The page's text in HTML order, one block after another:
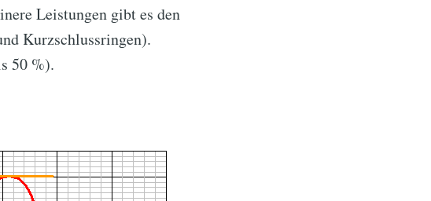
Leistungen gibt es den
Kurzschlussringen).
50 %).